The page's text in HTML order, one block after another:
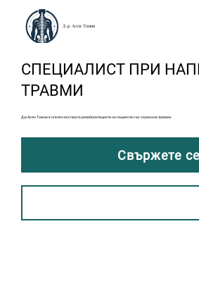
Д-р Асен Томов
СПЕЦИАЛИСТ ПРИ
ТРАВМИ
Д-р Асен Томов е опитен експерт в рехабилитацията на пациенти със сериозни травми.
Свържете се